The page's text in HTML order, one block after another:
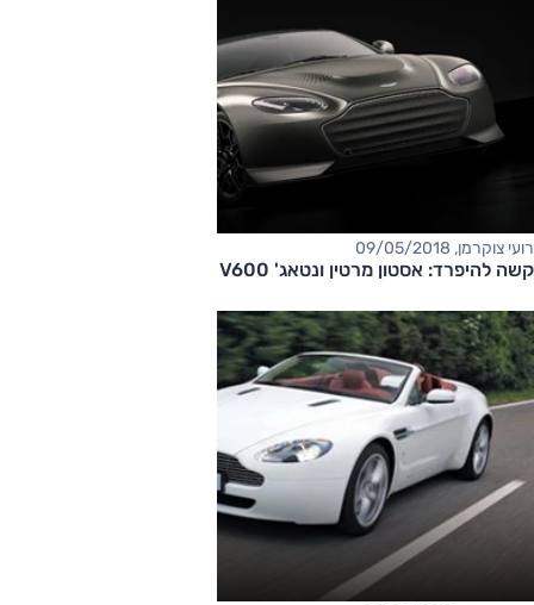
רועי צוקרמן, 09/05/2018
קשה להיפרד: אסטון מרטין ונטאג' V600